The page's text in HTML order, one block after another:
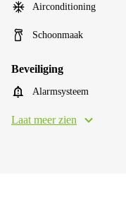
Airconditioning
Schoonmaak
Beveiliging
Alarmsysteem
Laat meer zien